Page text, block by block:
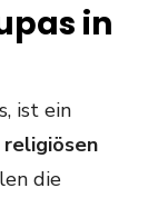
in
ist ein
religiösen
die